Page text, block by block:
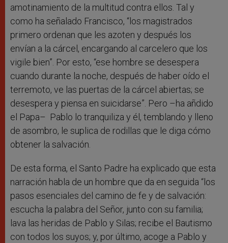
amotinamiento de la multitud contra ellos. Tal y
como ha señalado Francisco, “los magistrados
primero ordenan que les azoten y después los
envían a la cárcel, encargando al carcelero que los
vigile bien”. Por esto, “ese hombre se desespera
cuando durante la noche, después de haber oído el
terremoto, ve las puertas de la cárcel abiertas; se
desespera y piensa en suicidarse”. Pero –ha añdido
el Papa– Pablo lo tranquiliza y él, temblando y lleno
de asombro, le suplica de rodillas que le diga cómo
obtener la salvación.
De esta forma, el Santo Padre ha explicado que esta
narración habla de un hombre que da en seguida “los
pasos esenciales del camino de fe y de salvación:
escucha la palabra del Señor, junto con su familia;
lava las heridas de Pablo y Silas; recibe el Bautismo
con todos los suyos; y, por último, acoge a Pablo y